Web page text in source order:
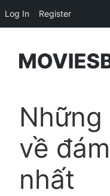
về
nhất
Log In Register